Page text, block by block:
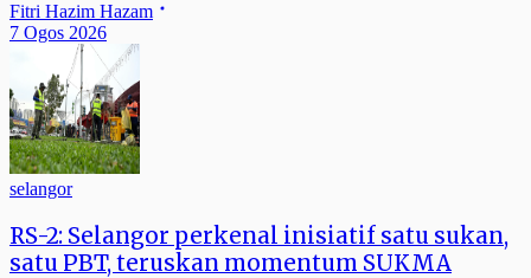
Fitri Hazim Hazam
7 Ogos 2026
selangor
RS-2: Selangor perkenal inisiatif satu sukan,
satu PBT, teruskan momentum SUKMA